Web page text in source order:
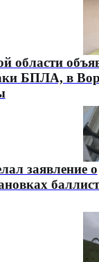
области
БПЛА, в
заявление о